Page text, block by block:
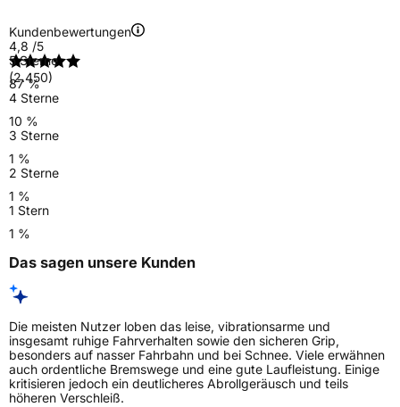
Kundenbewertungen
4,8 /5
(2.450)
5 Sterne
87 %
4 Sterne
10 %
3 Sterne
1 %
2 Sterne
1 %
1 Stern
1 %
Das sagen unsere Kunden
Die meisten Nutzer loben das leise, vibrationsarme und
insgesamt ruhige Fahrverhalten sowie den sicheren Grip,
besonders auf nasser Fahrbahn und bei Schnee. Viele erwähnen
auch ordentliche Bremswege und eine gute Laufleistung. Einige
kritisieren jedoch ein deutlicheres Abrollgeräusch und teils
höheren Verschleiß.